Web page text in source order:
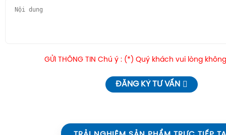
GỬI THÔNG TIN Chú ý : (*) Quý khách vui lòng
ĐĂNG KÝ TƯ VẤN